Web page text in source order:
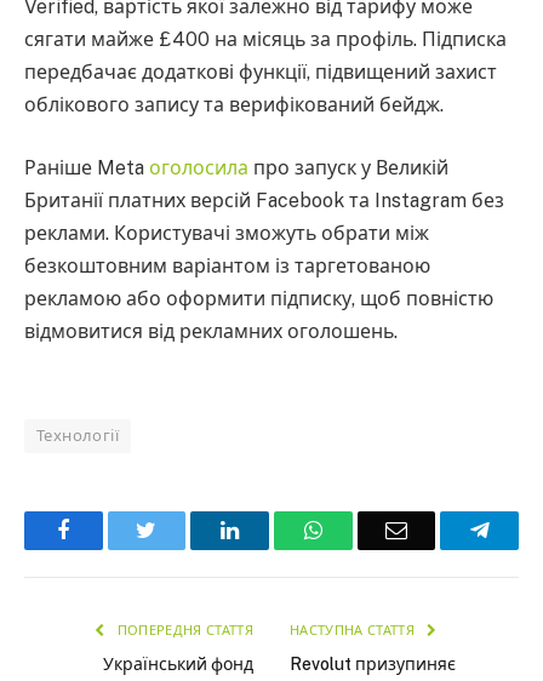
Verified, вартість якої залежно від тарифу може
сягати майже £400 на місяць за профіль. Підписка
передбачає додаткові функції, підвищений захист
облікового запису та верифікований бейдж.
Раніше Meta оголосила про запуск у Великій
Британії платних версій Facebook та Instagram без
реклами. Користувачі зможуть обрати між
безкоштовним варіантом із таргетованою
рекламою або оформити підписку, щоб повністю
відмовитися від рекламних оголошень.
Технології
Facebook LinkedInWhatsAppEmail
ПОПЕРЕДНЯ СТАТТЯ
Український фонд
НАСТУПНА СТАТТЯ
Revolut призупиняє